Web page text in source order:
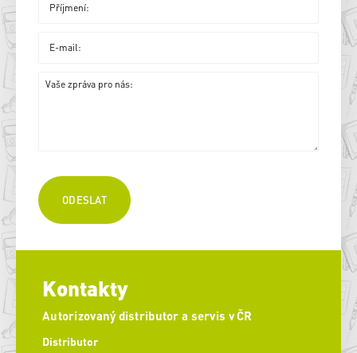
Kontakty
Autorizovaný distributor a servis v ČR
Distributor